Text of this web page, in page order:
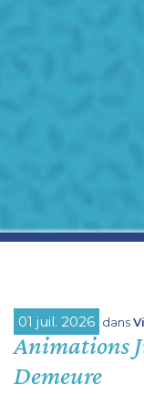
01 juil. 2026 dans
Animations
Demeure